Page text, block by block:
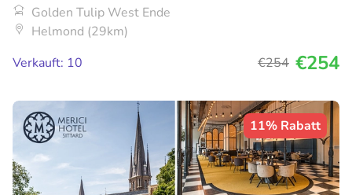
Golden Tulip West Ende
Helmond (29km)
Verkauft: 10
€254 €254
11% Rabatt